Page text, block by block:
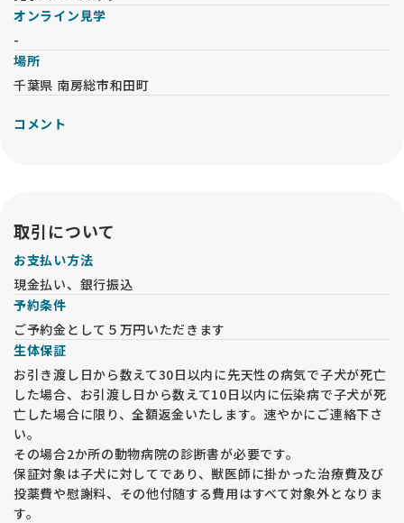
オンライン見学
-
場所
千葉県 南房総市和田町
コメント
取引について
お支払い方法
現金払い、銀行振込
予約条件
ご予約金として５万円いただきます
生体保証
お引き渡し日から数えて30日以内に先天性の病気で子犬が死亡
した場合、お引渡し日から数えて10日以内に伝染病で子犬が死
亡した場合に限り、全額返金いたします。速やかにご連絡下さ
い。
その場合2か所の動物病院の診断書が必要です。
保証対象は子犬に対してであり、獣医師に掛かった治療費及び
投薬費や慰謝料、その他付随する費用はすべて対象外となりま
す。